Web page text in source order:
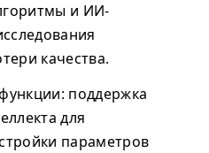
и ИИ-
качества.
: поддержка
для
параметров